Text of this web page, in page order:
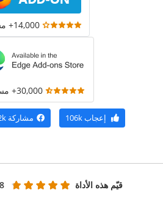
14,000+ مستخدم
30,000+ مستخدم
إعجاب106k مشاركة 2k
قيّم هذه الأداة